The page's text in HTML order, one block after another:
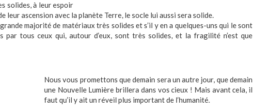
solides, à leur espoir
leur ascension avec la planète Terre, le socle lui aussi sera solide.
majorité de matériaux très solides et s’il y en a quelques-uns qui le sont
par tous ceux qui, autour d’eux, sont très solides, et la fragilité n’est que
Nous vous promettons que demain sera un autre jour, que demain
une Nouvelle Lumière brillera dans vos cieux ! Mais avant cela, il
faut qu’il y ait un réveil plus important de l’humanité.